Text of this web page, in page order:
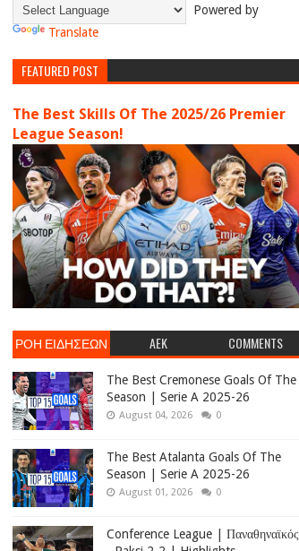
Powered by
Translate
FEATURED POST
The Best Skills Of The 2025/26 Premier
League Season!
ΡΟΗ ΕΙΔΗΣΕΩΝ AEK COMMENTS
The Best Cremonese Goals Of The
Season | Serie A 2025-26
August 04, 2026 0
The Best Atalanta Goals Of The
Season | Serie A 2025-26
August 01, 2026 0
Conference League | Παναθηναϊκός